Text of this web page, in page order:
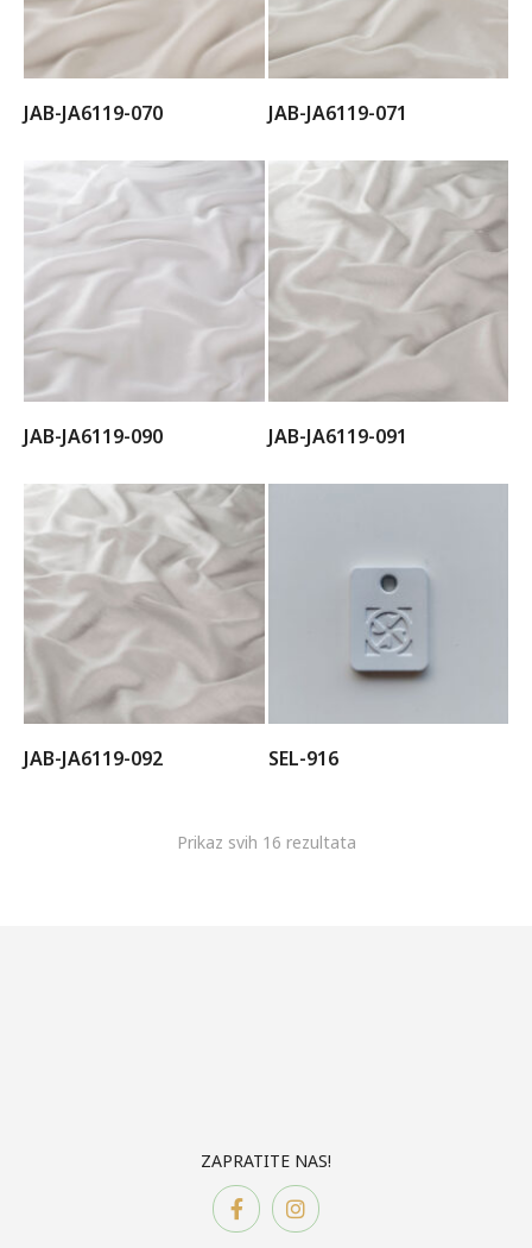
JAB-JA6119-070 JAB-JA6119-071
JAB-JA6119-090 JAB-JA6119-091
JAB-JA6119-092 SEL-916
Prikaz svih 16 rezultata
ZAPRATITE NAS!